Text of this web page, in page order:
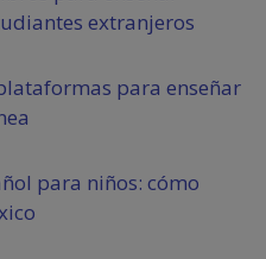
extranjeros
para enseñar
para niños: cómo